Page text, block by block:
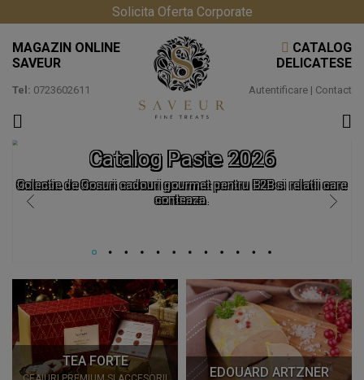
Solicita Oferta Corporate
MAGAZIN ONLINE
SAVEUR
Tel: 0723602611
CATALOG
DELICATESE
Autentificare | Contact
Catalog Paste 2026
Colectie de Cosuri cadouri gourmet pentru B2B si relatii care
conteaza.
TEA FORTE
EDOUARD ARTZNER